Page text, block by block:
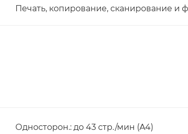
Печать, копирование, сканирование и
Односторон.: до 43 стр./мин (A4)